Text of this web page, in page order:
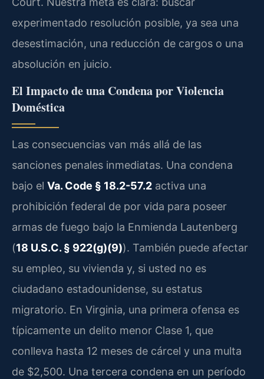
experimentado resolución posible, ya sea una
desestimación, una reducción de cargos o una
absolución en juicio.
El Impacto de una Condena por Violencia
Doméstica
Las consecuencias van más allá de las
sanciones penales inmediatas. Una condena
bajo el Va. Code § 18.2-57.2 activa una
prohibición federal de por vida para poseer
armas de fuego bajo la Enmienda Lautenberg
(18 U.S.C. § 922(g)(9)). También puede afectar
su empleo, su vivienda y, si usted no es
ciudadano estadounidense, su estatus
migratorio. En Virginia, una primera ofensa es
típicamente un delito menor Clase 1, que
conlleva hasta 12 meses de cárcel y una multa
de $2,500. Una tercera condena en un período